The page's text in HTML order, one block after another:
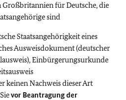
Großbritannien für Deutsche, die
sind
Staatsangehörigkeit eines
Ausweisdokument (deutscher
Einbürgerungsurkunde
keinen Nachweis dieser Art
vor Beantragung der